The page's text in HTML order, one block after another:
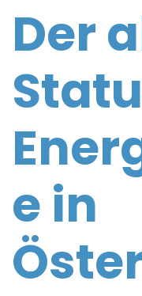
Der
e in